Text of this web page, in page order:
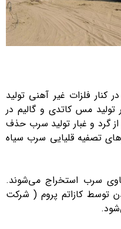
کنار فلزات غیر آهنی تولید
تولید مس کاتدی و گالیم در
از گرد و غبار تولید سرب حذف
تصفیه قلیایی سرب سیاه
حاوی سرب استخراج می‌شوند.
توسط کازاتم پروم ( شرکت